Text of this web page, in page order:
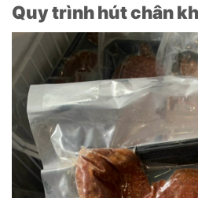
Quy trình hút chân